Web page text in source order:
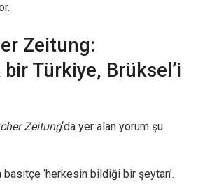
Zeitung:
Türkiye, Brüksel’i
Zeitung‘da yer alan yorum şu
basitçe ‘herkesin bildiği bir şeytan’.